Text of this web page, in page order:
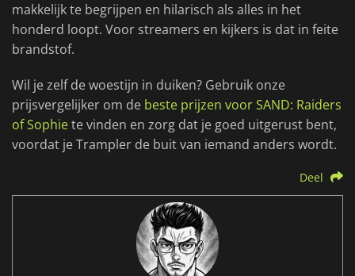
makkelijk te begrijpen en hilarisch als alles in het
honderd loopt. Voor streamers en kijkers is dat in feite
brandstof.
Wil je zelf de woestijn in duiken? Gebruik onze
prijsvergelijker om de beste prijzen voor SAND: Raiders
of Sophiete vinden en zorg dat je goed uitgerust bent,
voordat je Trampler de buit van iemand anders wordt.
Deel